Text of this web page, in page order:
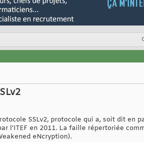
SSLv2, protocole qui a, soit dit en
l'ITEF en 2011. La faille répertoriée
eNcryption).